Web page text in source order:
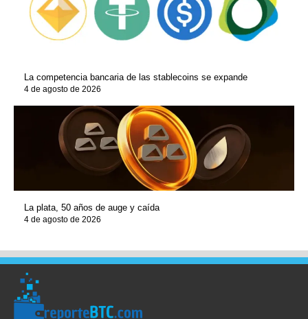
La competencia bancaria de las stablecoins se expande
4 de agosto de 2026
La plata, 50 años de auge y caída
4 de agosto de 2026